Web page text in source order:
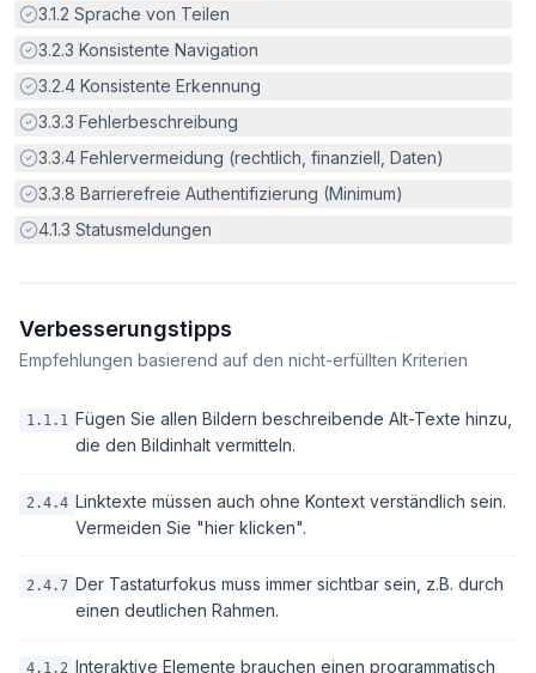
Erfüllt:
3.1.2 Sprache von Teilen
Erfüllt:
3.2.3 Konsistente Navigation
Erfüllt:
3.2.4 Konsistente Erkennung
Erfüllt:
3.3.3 Fehlerbeschreibung
Erfüllt:
3.3.4 Fehlervermeidung (rechtlich, finanziell, Daten)
Erfüllt:
3.3.8 Barrierefreie Authentifizierung (Minimum)
Erfüllt:
4.1.3 Statusmeldungen
Verbesserungstipps
Empfehlungen basierend auf den nicht-erfüllten Kriterien
1.1.1 Fügen Sie allen Bildern beschreibende Alt-Texte hinzu,
die den Bildinhalt vermitteln.
2.4.4 Linktexte müssen auch ohne Kontext verständlich sein.
Vermeiden Sie "hier klicken".
2.4.7 Der Tastaturfokus muss immer sichtbar sein, z.B. durch
einen deutlichen Rahmen.
4.1.2 Interaktive Elemente brauchen einen programmatisch